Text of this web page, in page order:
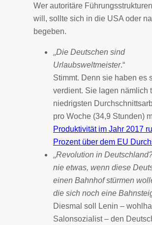
Wer autoritäre
will, sollte sich in die USA oder
begeben.
„Die Deutschen sind
Urlaubsweltmeister.“
Stimmt. Denn sie haben es
verdient. Sie lagen nämlich
niedrigsten
pro Woche (34,9 Stunden)
Produktivität im Jahr 2017
Prozent über dem EU
„Revolution in
nie etwas, wenn diese
einen Bahnhof stürmen
die sich noch eine
Diesmal soll Lenin –
Salonsozialist – den